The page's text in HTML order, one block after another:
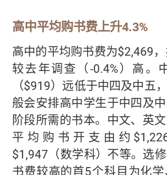
高中平均购书费上升4.3%
高中的平均购书费为$2,469，
较去年调查（-0.4%）高。
（$919）远低于中四及中五
般会安排高中学生于中四及
阶段所需的书本。中文、英
平均购书开支由约
$1,947（数学科）不等。选
书费较高的首5个科目为化